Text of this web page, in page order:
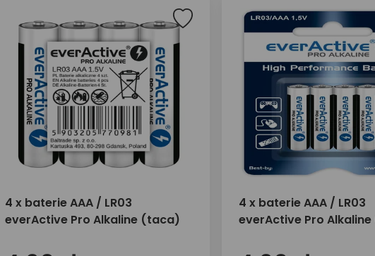
4 x baterie AAA / LR03
everActive Pro Alkaline (taca)
4 x baterie AAA / LR03
everActive Pro Alkaline